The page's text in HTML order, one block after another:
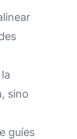
sino
guíes